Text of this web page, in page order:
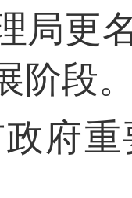
局更
阶段
府